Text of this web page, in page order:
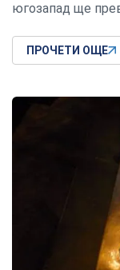
югозапад ще
ПРОЧЕТИ ОЩЕ